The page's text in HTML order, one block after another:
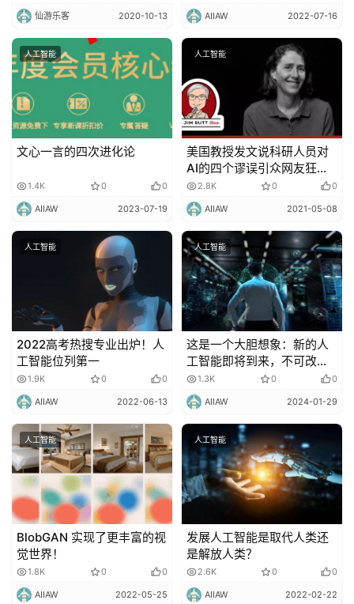
仙游乐客 2020-10-13 AIIAW 2022-07-16
人工智能
文心一言的四次进化论
1.4K 0 0
AIIAW 2023-07-19
人工智能
美国教授发文说科研人员对
AI的四个谬误引众网友狂
喷！
2.8K 0 0
AIIAW 2021-05-08
人工智能
2022高考热搜专业出炉！人
工智能位列第一
1.9K 0 0
AIIAW 2022-06-13
人工智能
这是一个大胆想象：新的人
工智能即将到来，不可改变
的10 个可能！
1.3K 0 0
AIIAW 2024-01-29
人工智能
BlobGAN 实现了更丰富的视
觉世界！
1.8K 0 0
AIIAW 2022-05-25
人工智能
发展人工智能是取代人类还
是解放人类？
2.6K 0 0
AIIAW 2022-02-22